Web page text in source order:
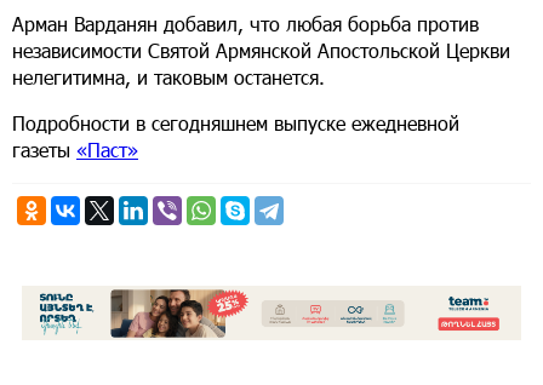
Арман Варданян добавил, что любая борьба против
независимости Святой Армянской Апостольской Церкви
нелегитимна, и таковым останется.
Подробности в сегодняшнем выпуске ежедневной
газеты «Паст»